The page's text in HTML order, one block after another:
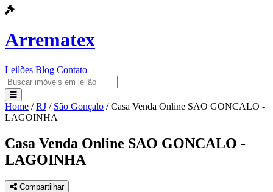
Arrematex
Leilões Blog Contato
Leilões
Blog
Contato
Home / RJ / São Gonçalo / Casa Venda Online SAO GONCALO -
LAGOINHA
Casa Venda Online SAO GONCALO -
LAGOINHA
Compartilhar